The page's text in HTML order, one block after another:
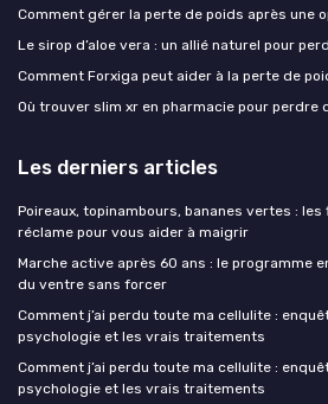
Comment gérer la perte de poids après une
Le sirop d’aloe vera : un allié naturel pour
Comment Forxiga peut aider à la perte de
Où trouver slim xr en pharmacie pour perdre
Les derniers articles
Poireaux, topinambours, bananes vertes :
réclame pour vous aider à maigrir
Marche active après 60 ans : le programme
du ventre sans forcer
Comment j’ai perdu toute ma cellulite :
psychologie et les vrais traitements
Comment j’ai perdu toute ma cellulite :
psychologie et les vrais traitements